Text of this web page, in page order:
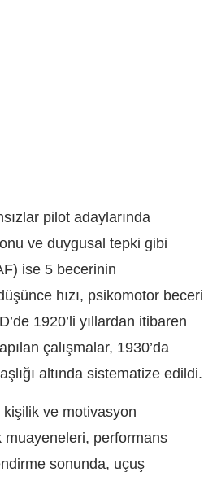
pilot adaylarında
ve duygusal tepki gibi
ise 5 becerinin
hızı, psikomotor
1920’li yıllardan itibaren
çalışmalar, 1930’da
altında sistematize edildi.
ve motivasyon
muayeneleri, performans
sonunda, uçuş